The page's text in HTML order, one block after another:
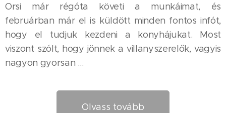
Orsi már régóta követi a munkáimat, és
februárban már el is küldött minden fontos infót,
hogy el tudjuk kezdeni a konyhájukat. Most
viszont szólt, hogy jönnek a villanyszerelők, vagyis
nagyon gyorsan ...
Olvass tovább